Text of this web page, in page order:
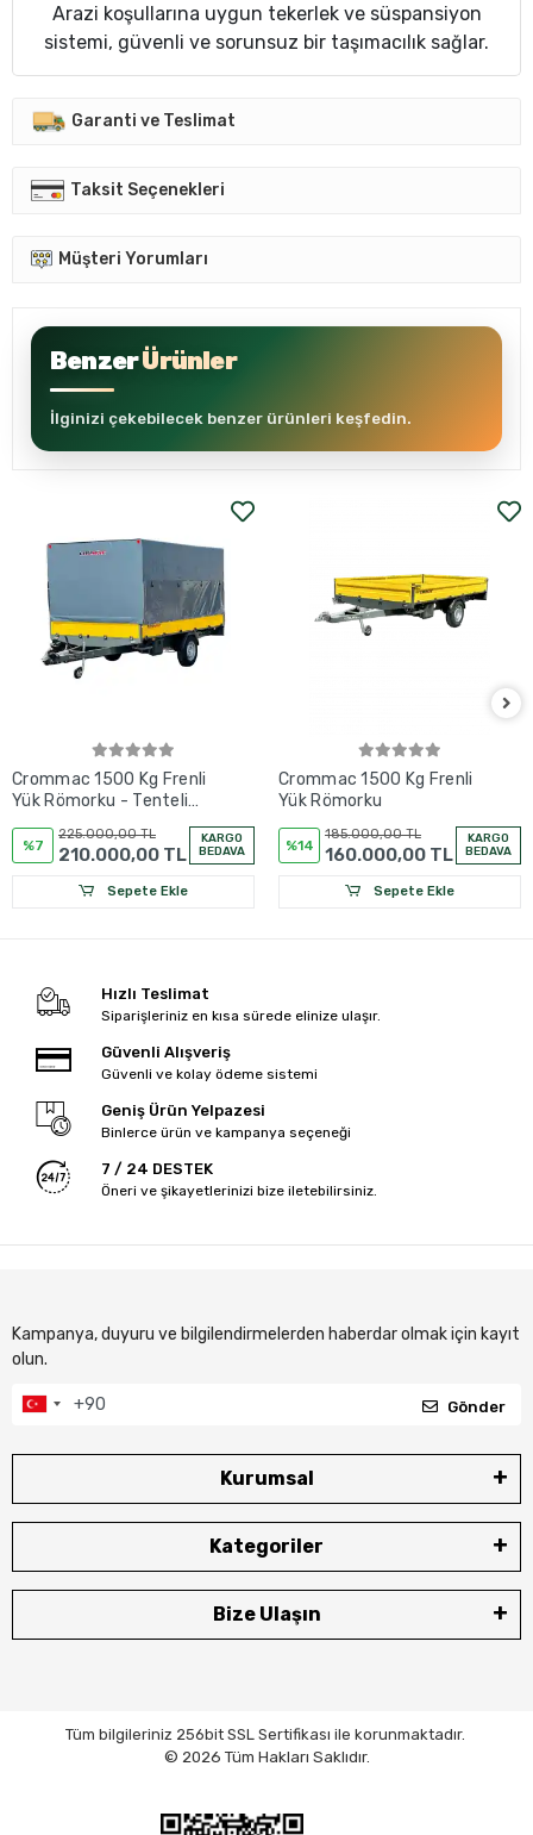
Arazi koşullarına uygun tekerlek ve süspansiyon
sistemi, güvenli ve sorunsuz bir taşımacılık sağlar.
Garanti ve Teslimat
Taksit Seçenekleri
Müşteri Yorumları
BenzerÜrünler
İlginizi çekebilecek benzer ürünleri keşfedin.
Crommac 1500 Kg Frenli
Yük Römorku - Tenteli
%7
225.000,00 TL
210.000,00 TL
KARGO
BEDAVA
Sepete Ekle
Crommac 1500 Kg Frenli
Yük Römorku
%14
185.000,00 TL
160.000,00 TL
KARGO
BEDAVA
Sepete Ekle
Hızlı Teslimat
Siparişleriniz en kısa sürede elinize ulaşır.
Güvenli Alışveriş
Güvenli ve kolay ödeme sistemi
Geniş Ürün Yelpazesi
Binlerce ürün ve kampanya seçeneği
7 / 24 DESTEK
Öneri ve şikayetlerinizi bize iletebilirsiniz.
Kampanya, duyuru ve bilgilendirmelerden haberdar olmak için kayıt
olun.
Gönder
Kurumsal
Kategoriler
Bize Ulaşın
Tüm bilgileriniz 256bit SSL Sertifikası ile korunmaktadır.
© 2026 Tüm Hakları Saklıdır.